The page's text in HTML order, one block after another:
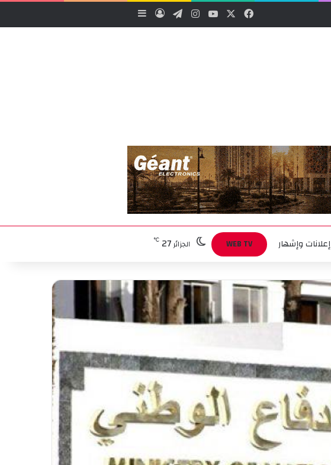
فيسبوك‫YouTubeانستقرام
تيلقرامتسجيل الدخول
إضافة عمود جانبي
إعلانات وإشهار WEB TV الجزائر27
℃